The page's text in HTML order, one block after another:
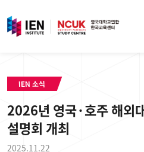
IEN 소식
2026년 영국·호주 해외
설명회 개최
2025.11.22